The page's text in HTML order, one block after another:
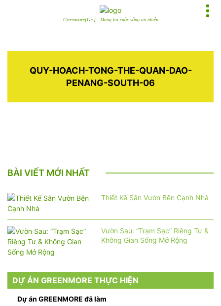
Greenmore[G+] - Mang lại cuộc sống an nhiên
QUY-HOACH-TONG-THE-QUAN-DAO-
PENANG-SOUTH-06
BÀI VIẾT MỚI NHẤT
Thiết Kế Sân Vườn Bên Cạnh Nhà
Vườn Sau: “Trạm Sạc” Riêng Tư &
Không Gian Sống Mở Rộng
DỰ ÁN GREENMORE THỰC HIỆN
Dự án GREENMORE đã làm